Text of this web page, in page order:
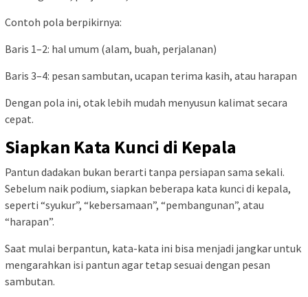
Contoh pola berpikirnya:
Baris 1–2: hal umum (alam, buah, perjalanan)
Baris 3–4: pesan sambutan, ucapan terima kasih, atau harapan
Dengan pola ini, otak lebih mudah menyusun kalimat secara
cepat.
Siapkan Kata Kunci di Kepala
Pantun dadakan bukan berarti tanpa persiapan sama sekali.
Sebelum naik podium, siapkan beberapa kata kunci di kepala,
seperti “syukur”, “kebersamaan”, “pembangunan”, atau
“harapan”.
Saat mulai berpantun, kata-kata ini bisa menjadi jangkar untuk
mengarahkan isi pantun agar tetap sesuai dengan pesan
sambutan.